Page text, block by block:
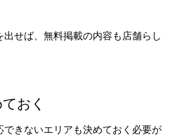
せば、無料掲載の内容も店舗らし
おく
きないエリアも決めておく必要が